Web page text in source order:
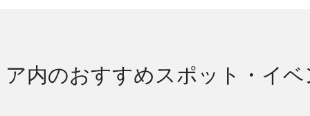
内のおすすめ スポット・イ